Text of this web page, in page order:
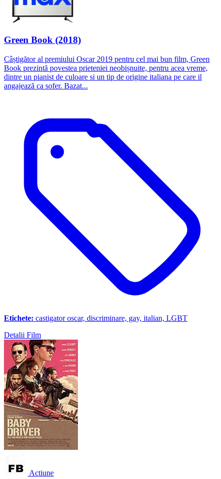
Green Book (2018)
Câștigător al premiului Oscar 2019 pentru cel mai bun film, Green
Book prezintă povestea prieteniei neobișnuite, pentru acea vreme,
dintre un pianist de culoare si un tip de origine italiana pe care il
angajează ca sofer. Bazat...
Etichete: castigator oscar, discriminare, gay, italian, LGBT
Detalii Film
Actiune